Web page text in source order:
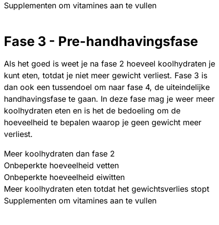
Supplementen om vitamines aan te vullen
Fase 3 - Pre-handhavingsfase
Als het goed is weet je na fase 2 hoeveel koolhydraten je
kunt eten, totdat je niet meer gewicht verliest. Fase 3 is
dan ook een tussendoel om naar fase 4, de uiteindelijke
handhavingsfase te gaan. In deze fase mag je weer meer
koolhydraten eten en is het de bedoeling om de
hoeveelheid te bepalen waarop je geen gewicht meer
verliest.
Meer koolhydraten dan fase 2
Onbeperkte hoeveelheid vetten
Onbeperkte hoeveelheid eiwitten
Meer koolhydraten eten totdat het gewichtsverlies stopt
Supplementen om vitamines aan te vullen